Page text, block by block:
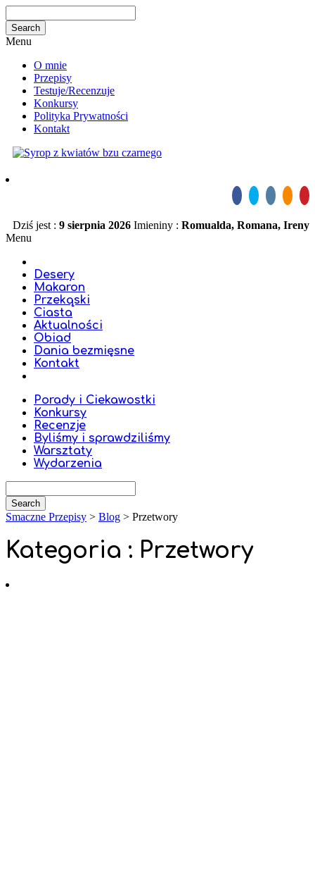
Menu
O mnie
Przepisy
Testuje/Recenzuje
Konkursy
Polityka Prywatności
Kontakt
Dziś jest : 9 sierpnia 2026 Imieniny : Romualda, Romana, Ireny
Menu
Desery
Makaron
Przekąski
Ciasta
Aktualności
Obiad
Dania bezmięsne
Kontakt
Porady i Ciekawostki
Konkursy
Recenzje
Byliśmy i sprawdziliśmy
Warsztaty
Wydarzenia
Smaczne Przepisy > Blog > Przetwory
Kategoria : Przetwory